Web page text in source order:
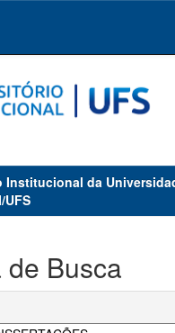
Institucional da
UFS
de Busca